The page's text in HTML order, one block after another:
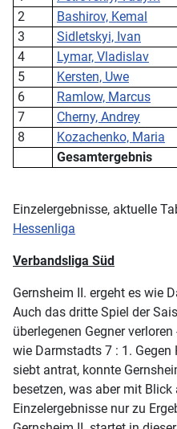
2
Bashirov, Kemal
3
Sidletskyi, Ivan
4
Lymar, Vladislav
5
Kersten, Uwe
6
Ramlow, Marcus
7
Cherny, Andrey
8
Kozachenko, Maria
Gesamtergebnis
Einzelergebnisse, aktuelle
Hessenliga
Verbandsliga Süd
Gernsheim II. ergeht es wie
Auch das dritte Spiel der
überlegenen Gegner
wie Darmstadts 7 : 1.
siebt antrat, konnte
besetzen, was aber mit
Einzelergebnisse nur zu